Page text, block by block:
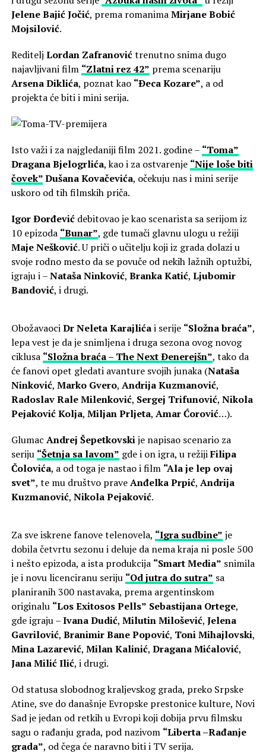
Jelene Bajić Jočić, prema romanimaMirjane Bobić
Mojsilović.
Reditelj Lordan Zafranovićtrenutno snima dugo
najavljivani film “Zlatni rez 42” prema scenariju
Arsena Diklića, poznat kao “Ðeca Kozare”, a od
projekta će biti i mini serija.
Isto važi i za najgledaniji film 2021. godine – “Toma”
Dragana Bjelogrlića, kao i za ostvarenje “Nije loše biti
čovek”Dušana Kovačevića, očekuju nas i mini serije
uskoro od tih filmskih priča.
Igor Ðorđevićdebitovao je kao scenarista sa serijom iz
10 epizoda “Bunar”, gde tumači glavnu ulogu u režiji
Maje Nešković. U priči o učitelju koji iz grada dolazi u
svoje rodno mesto da se povuče od nekih lažnih optužbi,
igraju i –Nataša Ninković, Branka Katić, Ljubomir
Bandović, i drugi.
ObožavaociDr Neleta Karajlićai serije “Složna braća”,
lepa vest je da je snimljena i druga sezona ovog novog
ciklusa “Složna braća – The Next Ðenerejšn”, tako da
će fanovi opet gledati avanture svojih junaka (Nataša
Ninković, Marko Gvero, Andrija Kuzmanović,
Radoslav Rale Milenković, Sergej Trifunović, Nikola
Pejaković Kolja, Miljan Prljeta, Amar Ćorović…).
Glumac Andrej Šepetkovskije napisao scenario za
seriju “Šetnja sa lavom” gde i on igra, u režijiFilipa
Čolovića, a od toga je nastao i film “Ala je lep ovaj
svet”, te mu društvo praveAnđelka Prpić, Andrija
Kuzmanović, Nikola Pejaković.
Za sve iskrene fanove telenovela, “Igra sudbine” je
dobila četvrtu sezonu i deluje da nema kraja ni posle 500
i nešto epizoda, a ista produkcija “Smart Media” snimila
je i novu licenciranu seriju “Od jutra do sutra” sa
planiranih 300 nastavaka, prema argentinskom
originalu “Los Exitosos Pells” Sebastijana Ortege,
gde igraju –Ivana Dudić, Milutin Milošević, Jelena
Gavrilović, Branimir Bane Popović, Toni Mihajlovski,
Mina Lazarević, Milan Kalinić, Dragana Mićalović,
Jana Milić Ilić, i drugi.
Od statusa slobodnog kraljevskog grada, preko Srpske
Atine, sve do današnje Evropske prestonice kulture, Novi
Sad je jedan od retkih u Evropi koji dobija prvu filmsku
sagu o rađanju grada, pod nazivom “Liberta –Rađanje
grada”, od čega će naravno biti i TV serija.